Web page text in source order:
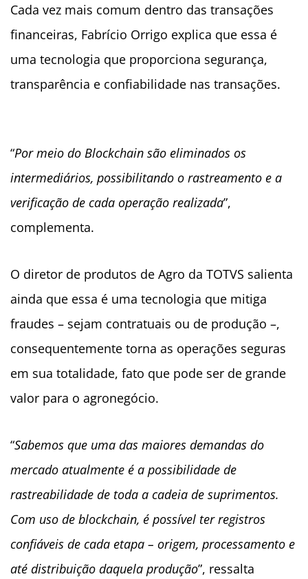
Cada vez mais comum dentro das transações
financeiras, Fabrício Orrigo explica que essa é
uma tecnologia que proporciona segurança,
transparência e confiabilidade nas transações.
“Por meio do Blockchain são eliminados os
intermediários, possibilitando o rastreamento e a
verificação de cada operação realizada”,
complementa.
O diretor de produtos de Agro da TOTVS salienta
ainda que essa é uma tecnologia que mitiga
fraudes – sejam contratuais ou de produção –,
consequentemente torna as operações seguras
em sua totalidade, fato que pode ser de grande
valor para o agronegócio.
“Sabemos que uma das maiores demandas do
mercado atualmente é a possibilidade de
rastreabilidade de toda a cadeia de suprimentos.
Com uso de blockchain, é possível ter registros
confiáveis de cada etapa – origem, processamento e
até distribuição daquela produção”, ressalta